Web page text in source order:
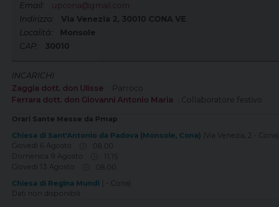
Email:
upcona@gmail.com
Indirizzo:
Via Venezia 2, 30010 CONA VE
Località:
Monsole
CAP:
30010
INCARICHI
Zaggia dott. don Ulisse
: Parroco
Ferrara dott. don Giovanni Antonio Maria
: Collaboratore festivo
Orari Sante Messe da Pmap
Chiesa di Sant'Antonio da Padova (Monsole, Cona) (Via Venezia, 2 - Cona)
Giovedì 6 Agosto
08.00
Domenica 9 Agosto
11.15
Giovedì 13 Agosto
08.00
Chiesa di Regina Mundi ( - Cona)
Dati non disponibili